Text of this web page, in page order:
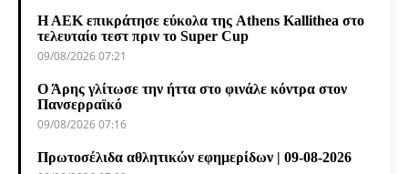
Η ΑΕΚ επικράτησε εύκολα της Athens Kallithea στο
τελευταίο τεστ πριν το Super Cup
09/08/2026 07:21
Ο Άρης γλίτωσε την ήττα στο φινάλε κόντρα στον
Πανσερραϊκό
09/08/2026 07:16
Πρωτοσέλιδα αθλητικών εφημερίδων | 09-08-2026